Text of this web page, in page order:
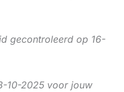
gecontroleerd op 16-
10-2025 voor jouw